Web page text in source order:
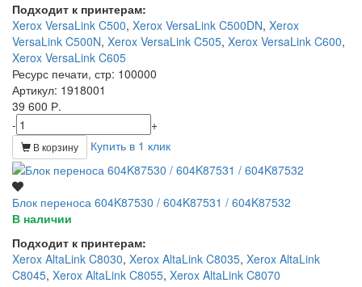
Подходит к принтерам:
Xerox VersaLink C500, Xerox VersaLink C500DN, Xerox
VersaLink C500N, Xerox VersaLink C505, Xerox VersaLink C600,
Xerox VersaLink C605
Ресурс печати, стр: 100000
Артикул: 1918001
39 600 Р.
-
+
В корзину Купить в 1 клик
Блок переноса 604K87530 / 604K87531 / 604K87532
В наличии
Подходит к принтерам:
Xerox AltaLink C8030, Xerox AltaLink C8035, Xerox AltaLink
C8045, Xerox AltaLink C8055, Xerox AltaLink C8070